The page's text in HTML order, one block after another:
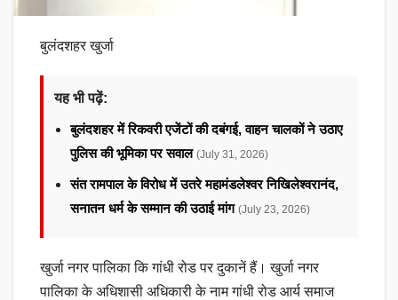
बुलंदशहर खुर्जा
यह भी पढ़ें:
बुलंदशहर में रिकवरी एजेंटों की दबंगई, वाहन चालकों ने उठाए
पुलिस की भूमिका पर सवाल (July 31, 2026)
संत रामपाल के विरोध में उतरे महामंडलेश्वर निखिलेश्वरानंद,
सनातन धर्म के सम्मान की उठाई मांग (July 23, 2026)
खुर्जा नगर पालिका कि गांधी रोड पर दुकानें हैं। खुर्जा नगर
पालिका के अधिशासी अधिकारी के नाम गांधी रोड आर्य समाज